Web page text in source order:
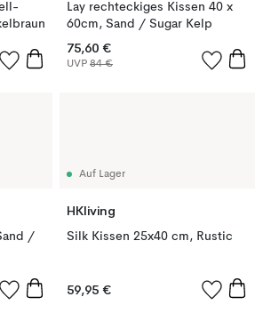
Lay rechteckiges Kissen 40 x
60cm, Sand / Sugar Kelp
75,60 €
UVP 84 €
/
Auf Lager
HKliving
Silk Kissen 25x40 cm, Rustic
59,95 €